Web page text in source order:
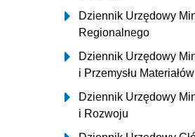
Dziennik Urzędowy
Regionalnego
Dziennik Urzędowy
i Przemysłu
Dziennik Urzędowy
i Rozwoju